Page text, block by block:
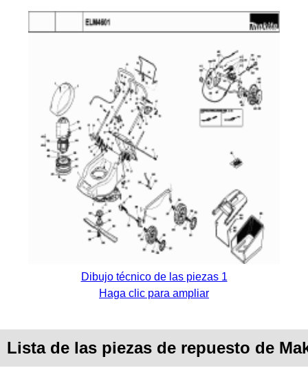
Dibujo técnico de las piezas 1
Haga clic para ampliar
Lista de las piezas de repuesto de